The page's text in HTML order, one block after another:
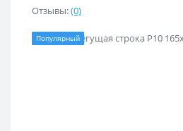
Отзывы:(0)
Популярный